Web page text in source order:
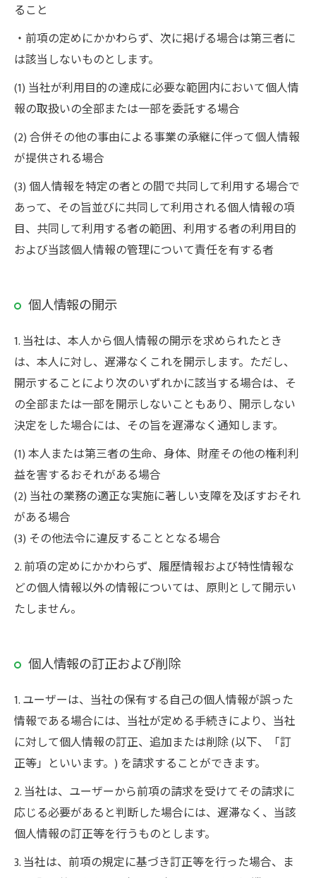
ること
・前項の定めにかかわらず、次に掲げる場合は第三者に
は該当しないものとします。
(1) 当社が利用目的の達成に必要な範囲内において個人情
報の取扱いの全部または一部を委託する場合
(2) 合併その他の事由による事業の承継に伴って個人情報
が提供される場合
(3) 個人情報を特定の者との間で共同して利用する場合で
あって、その旨並びに共同して利用される個人情報の項
目、共同して利用する者の範囲、利用する者の利用目的
および当該個人情報の管理について責任を有する者
個人情報の開示
1. 当社は、本人から個人情報の開示を求められたとき
は、本人に対し、遅滞なくこれを開示します。ただし、
開示することにより次のいずれかに該当する場合は、そ
の全部または一部を開示しないこともあり、開示しない
決定をした場合には、その旨を遅滞なく通知します。
(1) 本人または第三者の生命、身体、財産その他の権利利
益を害するおそれがある場合
(2) 当社の業務の適正な実施に著しい支障を及ぼすおそれ
がある場合
(3) その他法令に違反することとなる場合
2. 前項の定めにかかわらず、履歴情報および特性情報な
どの個人情報以外の情報については、原則として開示い
たしません。
個人情報の訂正および削除
1. ユーザーは、当社の保有する自己の個人情報が誤った
情報である場合には、当社が定める手続きにより、当社
に対して個人情報の訂正、追加または削除 (以下、「訂
正等」といいます。) を請求することができます。
2. 当社は、ユーザーから前項の請求を受けてその請求に
応じる必要があると判断した場合には、遅滞なく、当該
個人情報の訂正等を行うものとします。
3. 当社は、前項の規定に基づき訂正等を行った場合、ま